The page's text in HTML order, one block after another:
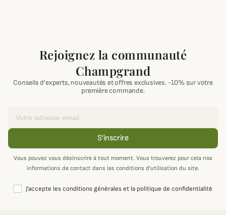
Rejoignez la communauté
Champgrand
Conseils d'experts, nouveautés et offres exclusives. -10% sur votre
première commande.
S'inscrire
Vous pouvez vous désinscrire à tout moment. Vous trouverez pour cela nos
informations de contact dans les conditions d'utilisation du site.
J'accepte les conditions générales et la politique de confidentialité